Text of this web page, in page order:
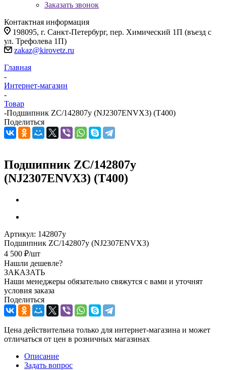
Заказать звонок
Контактная информация
198095, г. Санкт-Петербург, пер. Химический 1П (въезд с
ул. Трефолева 1П)
zakaz@kirovetz.ru
Главная
-
Интернет-магазин
-
Товар
-Подшипник ZC/142807y (NJ2307ENVX3) (T400)
Поделиться
Подшипник ZC/142807y
(NJ2307ENVX3) (T400)
Артикул: 142807y
Подшипник ZC/142807y (NJ2307ENVX3)
4 500 ₽/шт
Нашли дешевле?
ЗАКАЗАТЬ
Наши менеджеры обязательно свяжутся с вами и уточнят
условия заказа
Поделиться
Цена действительна только для интернет-магазина и может
отличаться от цен в розничных магазинах
Описание
Задать вопрос